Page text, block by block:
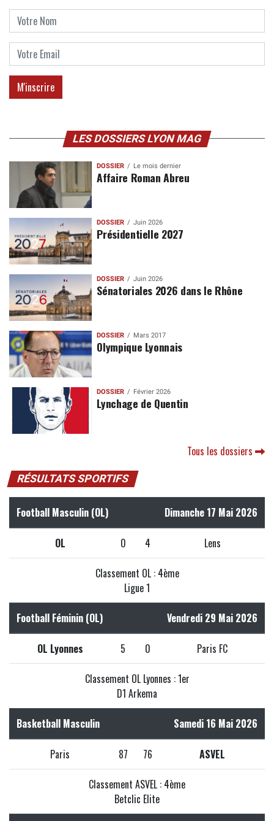
LES DOSSIERS LYON MAG
DOSSIER Le mois dernier
Affaire Roman Abreu
DOSSIER Juin 2026
Présidentielle 2027
DOSSIER Juin 2026
Sénatoriales 2026 dans le Rhône
DOSSIER Mars 2017
Olympique Lyonnais
DOSSIER Février 2026
Lynchage de Quentin
Tous les dossiers
RÉSULTATS SPORTIFS
Football Masculin (OL) Dimanche 17 Mai 2026
OL 0 4 Lens
Classement OL : 4ème
Ligue 1
Football Féminin (OL) Vendredi 29 Mai 2026
OL Lyonnes 5 0 Paris FC
Classement OL Lyonnes : 1er
D1 Arkema
Basketball Masculin Samedi 16 Mai 2026
Paris 87 76 ASVEL
Classement ASVEL : 4ème
Betclic Elite